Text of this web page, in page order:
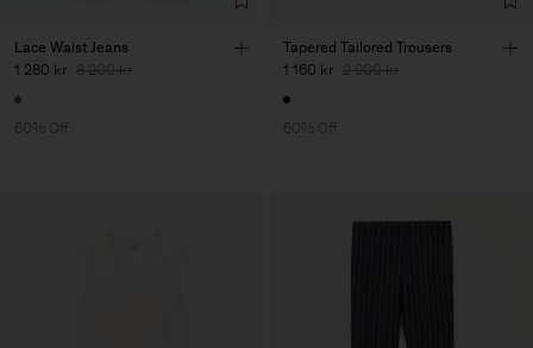
Lace Waist Jeans
1 280 kr 3 200 kr
60% Off
Tapered Tailored Trousers
1 160 kr 2 900 kr
60% Off